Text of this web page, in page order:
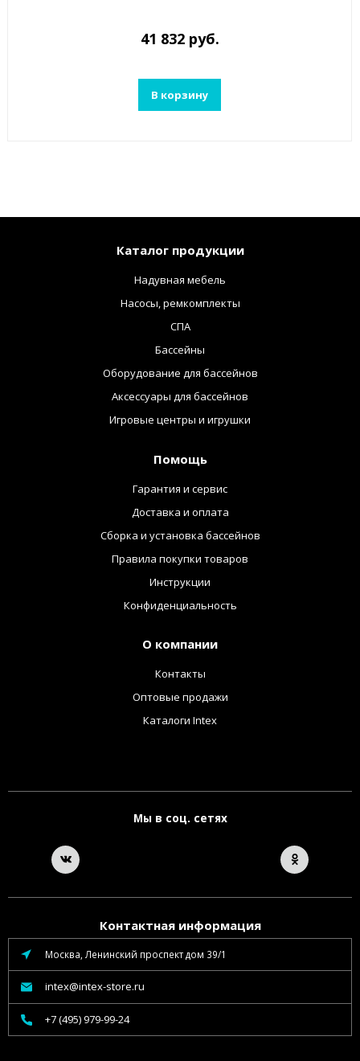
41 832 руб.
В корзину
Каталог продукции
Надувная мебель
Насосы, ремкомплекты
СПА
Бассейны
Оборудование для бассейнов
Аксессуары для бассейнов
Игровые центры и игрушки
Помощь
Гарантия и сервис
Доставка и оплата
Сборка и установка бассейнов
Правила покупки товаров
Инструкции
Конфиденциальность
О компании
Контакты
Оптовые продажи
Каталоги Intex
Мы в соц. сетях
Контактная информация
Москва, Ленинский проспект дом 39/1
intex@intex-store.ru
+7 (495) 979-99-24